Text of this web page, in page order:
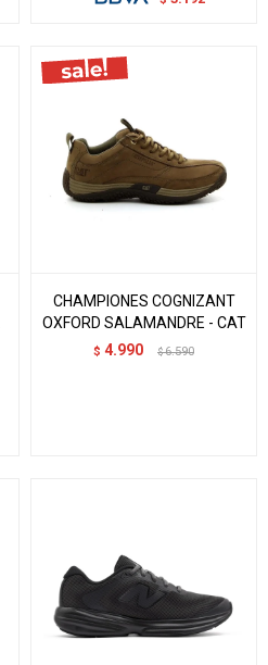
CHAMPIONES COGNIZANT
OXFORD SALAMANDRE - CAT
$ 4.990 $ 6.590